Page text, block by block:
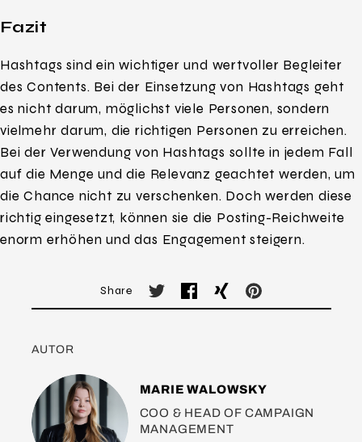
Fazit
Hashtags sind ein wichtiger und wertvoller Begleiter
des Contents. Bei der Einsetzung von Hashtags geht
es nicht darum, möglichst viele Personen, sondern
vielmehr darum, die richtigen Personen zu erreichen.
Bei der Verwendung von Hashtags sollte in jedem Fall
auf die Menge und die Relevanz geachtet werden, um
die Chance nicht zu verschenken. Doch werden diese
richtig eingesetzt, können sie die Posting-Reichweite
enorm erhöhen und das Engagement steigern.
Share
AUTOR
MARIE WALOWSKY
COO & HEAD OF CAMPAIGN
MANAGEMENT